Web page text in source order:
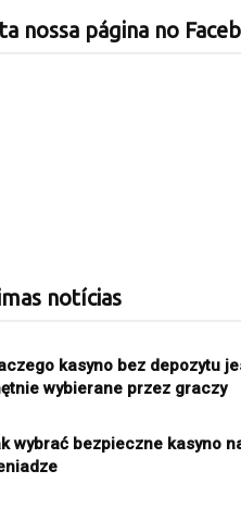
nossa página no
notícias
kasyno bez depozytu
wybierane przez graczy
wybrać bezpieczne kasyno